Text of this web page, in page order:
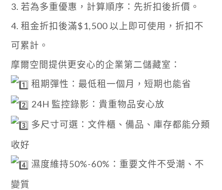
3. 若為多重優惠，計算順序：先折扣後折價。
4. 租金折扣後滿$1,500 以上即可使用，折扣不
可累計。
摩爾空間提供更安心的企業第二儲藏室：
租期彈性：最低租一個月，短期也能省
24H 監控錄影：貴重物品安心放
多尺寸可選：文件櫃、備品、庫存都能分類
收好
濕度維持50%-60%：重要文件不受潮、不
變質